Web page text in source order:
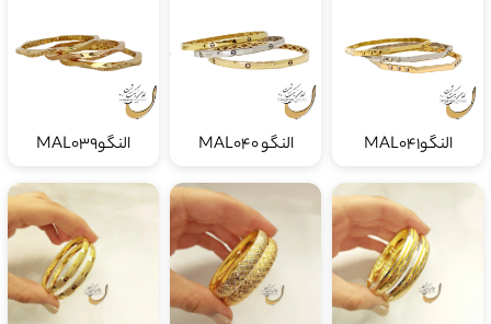
النگوMAL041 النگو MAL040 النگوMAL039